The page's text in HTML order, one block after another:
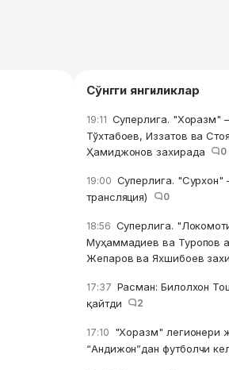
Сўнгги янгиликлар
19:11 Суперлига. "Хоразм"
Тўхтабоев, Иззатов ва
Ҳамиджонов захирада
0
19:00 Суперлига. "Сурхон"
трансляция)
0
18:56 Суперлига.
Муҳаммадиев ва Туропов
Жепаров ва Яхшибоев
17:37 Расман: Билолхон
қайтди
2
17:10 "Хоразм" легионери
“Андижон”дан футболчи